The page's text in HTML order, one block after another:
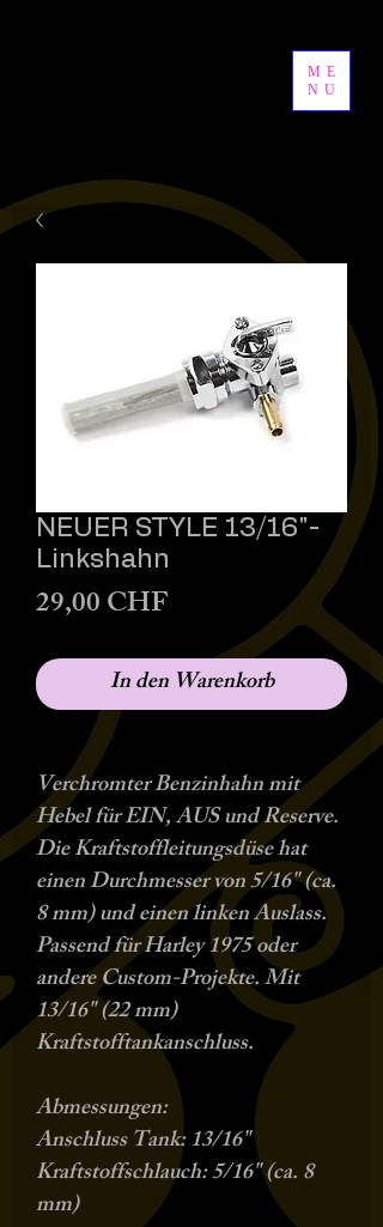
ME
NU
NEUER STYLE 13/16"-
Linkshahn
29,00 CHFPreis
In den Warenkorb
Verchromter Benzinhahn mit
Hebel für EIN, AUS und Reserve.
Die Kraftstoffleitungsdüse hat
einen Durchmesser von 5/16" (ca.
8 mm) und einen linken Auslass.
Passend für Harley 1975 oder
andere Custom-Projekte. Mit
13/16" (22 mm)
Kraftstofftankanschluss.
Abmessungen:
Anschluss Tank: 13/16"
Kraftstoffschlauch: 5/16" (ca. 8
mm)